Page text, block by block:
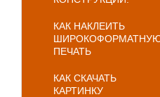
КАК НАКЛЕИТЬ
ПЕЧАТЬ
КАК СКАЧАТЬ
КАРТИНКУ